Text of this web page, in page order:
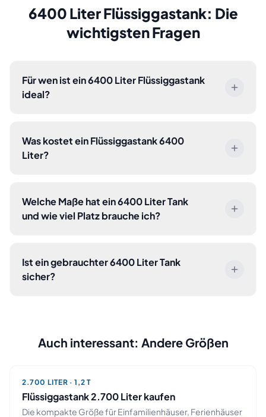
6400 Liter Flüssiggastank: Die
wichtigsten Fragen
Für wen ist ein 6400 Liter Flüssiggastank
ideal?
Was kostet ein Flüssiggastank 6400
Liter?
Welche Maße hat ein 6400 Liter Tank
und wie viel Platz brauche ich?
Ist ein gebrauchter 6400 Liter Tank
sicher?
Auch interessant: Andere Größen
2.700 LITER ·1,2 T
Flüssiggastank2.700Liter kaufen
Die kompakte Größe für Einfamilienhäuser, Ferienhäuser